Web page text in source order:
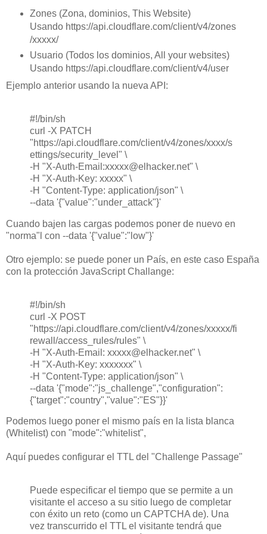
Zones (Zona, dominios, This Website)
Usando https://api.cloudflare.com/client/v4/zones
/xxxxx/
Usuario (Todos los dominios, All your websites)
Usando https://api.cloudflare.com/client/v4/user
Ejemplo anterior usando la nueva API:
#!/bin/sh
curl -X PATCH
"https://api.cloudflare.com/client/v4/zones/xxxx/s
ettings/security_level" \
-H "X-Auth-Email:xxxxx@elhacker.net" \
-H "X-Auth-Key: xxxxx" \
-H "Content-Type: application/json" \
--data '{"value":"under_attack"}'
Cuando bajen las cargas podemos poner de nuevo en
"norma"l con --data '{"value":"low"}'
Otro ejemplo: se puede poner un País, en este caso España
con la protección JavaScript Challange:
#!/bin/sh
curl -X POST
"https://api.cloudflare.com/client/v4/zones/xxxxx/fi
rewall/access_rules/rules" \
-H "X-Auth-Email: xxxxx@elhacker.net" \
-H "X-Auth-Key: xxxxxxx" \
-H "Content-Type: application/json" \
--data '{"mode":"js_challenge","configuration":
{"target":"country","value":"ES"}}'
Podemos luego poner el mismo país en la lista blanca
(Whitelist) con "mode":"whitelist",
Aquí puedes configurar el TTL del "Challenge Passage"
Puede especificar el tiempo que se permite a un
visitante el acceso a su sitio luego de completar
con éxito un reto (como un CAPTCHA de). Una
vez transcurrido el TTL el visitante tendrá que